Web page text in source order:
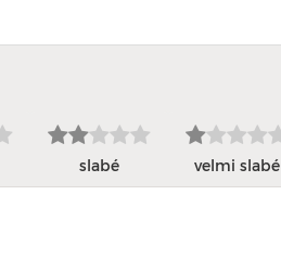
slabé velmi slabé